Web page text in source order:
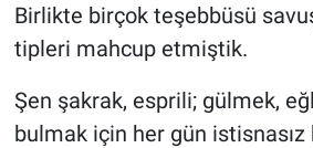
Birlikte birçok teşebbüsü
tipleri mahcup etmiştik.
Şen şakrak, esprili; gülmek,
bulmak için her gün